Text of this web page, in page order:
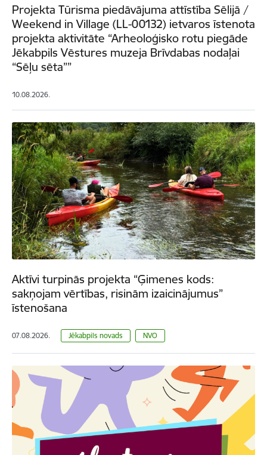
Projekta Tūrisma piedāvājuma attīstība Sēlijā /
Weekend in Village (LL-00132) ietvaros īstenota
projekta aktivitāte “Arheoloģisko rotu piegāde
Jēkabpils Vēstures muzeja Brīvdabas nodaļai
“Sēļu sēta””
10.08.2026.
Aktīvi turpinās projekta “Ģimenes kods:
sakņojam vērtības, risinām izaicinājumus”
īstenošana
07.08.2026. Jēkabpils novads NVO